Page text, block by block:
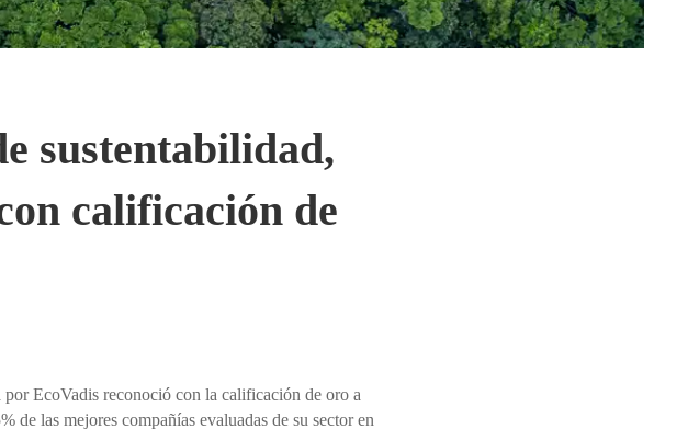
sustentabilidad,
calificación de
EcoVadis reconoció con la calificación de oro a
de las mejores compañías evaluadas de su sector en